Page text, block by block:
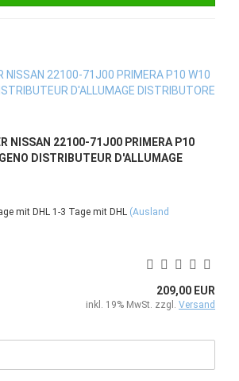
NISSAN 22100-71J00 PRIMERA P10
DISTRIBUTEUR D'ALLUMAGE
1-3 Tage mit DHL (Ausland
209,00 EUR
inkl. 19% MwSt. zzgl. Versand